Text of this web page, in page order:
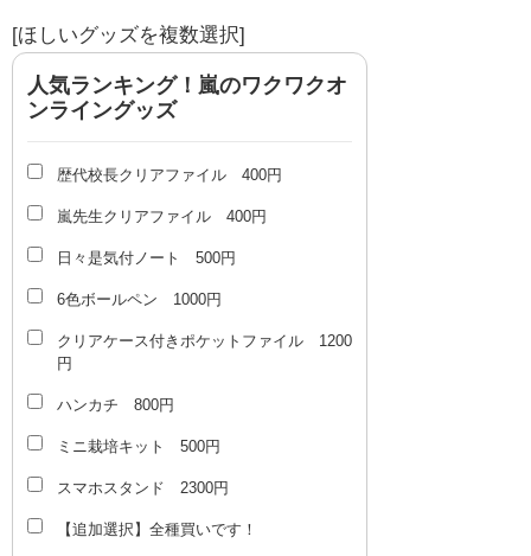
[ほしいグッズを複数選択]
人気ランキング！嵐のワクワクオ
ンライングッズ
歴代校長クリアファイル 400円
嵐先生クリアファイル 400円
日々是気付ノート 500円
6色ボールペン 1000円
クリアケース付きポケットファイル 1200
円
ハンカチ 800円
ミニ栽培キット 500円
スマホスタンド 2300円
【追加選択】全種買いです！